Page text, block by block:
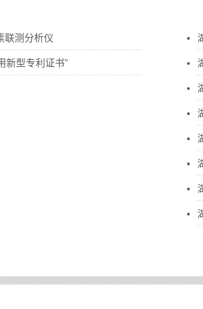
联测分析仪
新型专利证书”